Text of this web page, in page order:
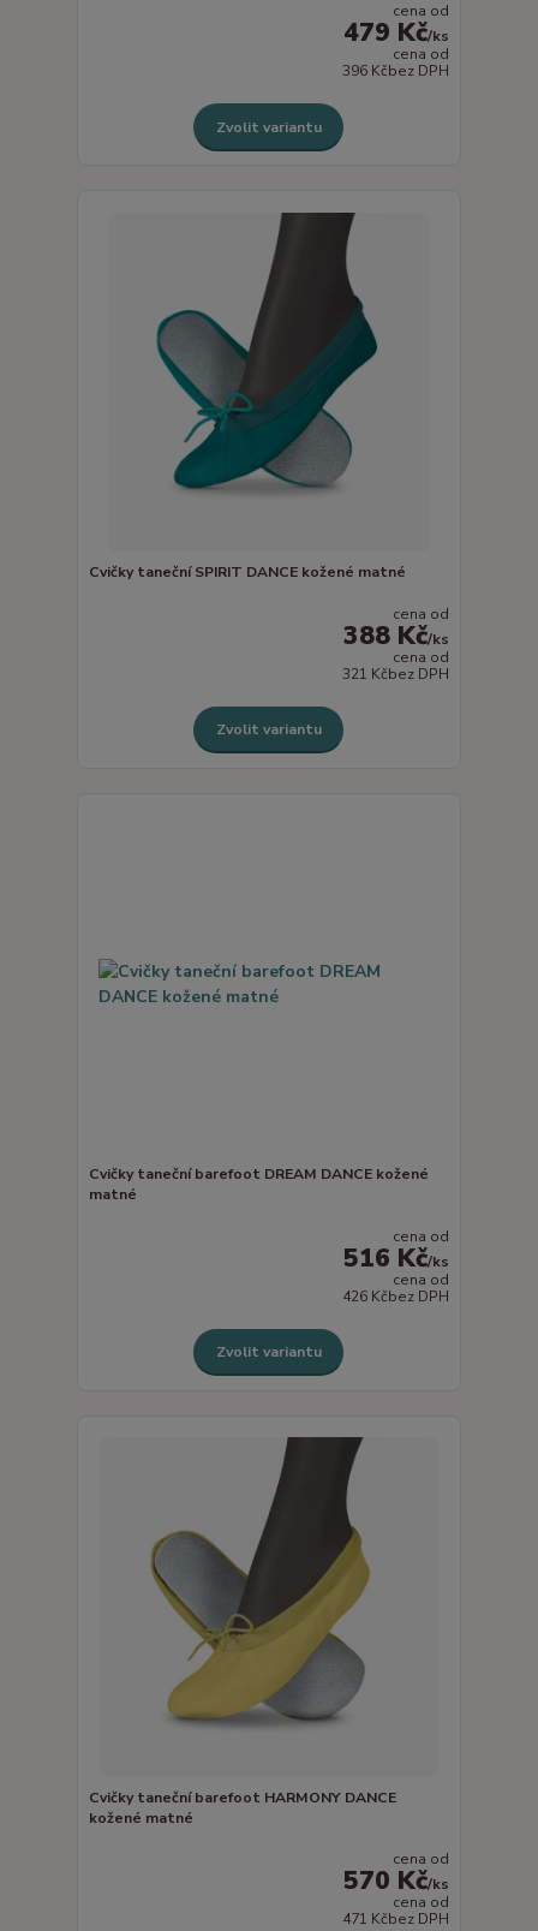
cena od
479 Kč/ks
cena od
396 Kčbez DPH
Zvolit variantu
Cvičky taneční SPIRIT DANCE kožené matné
cena od
388 Kč/ks
cena od
321 Kčbez DPH
Zvolit variantu
Cvičky taneční barefoot DREAM DANCE kožené
matné
cena od
516 Kč/ks
cena od
426 Kčbez DPH
Zvolit variantu
Cvičky taneční barefoot HARMONY DANCE
kožené matné
cena od
570 Kč/ks
cena od
471 Kčbez DPH